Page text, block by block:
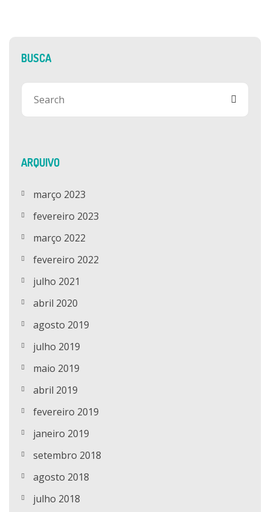
BUSCA
ARQUIVO
março 2023
fevereiro 2023
março 2022
fevereiro 2022
julho 2021
abril 2020
agosto 2019
julho 2019
maio 2019
abril 2019
fevereiro 2019
janeiro 2019
setembro 2018
agosto 2018
julho 2018